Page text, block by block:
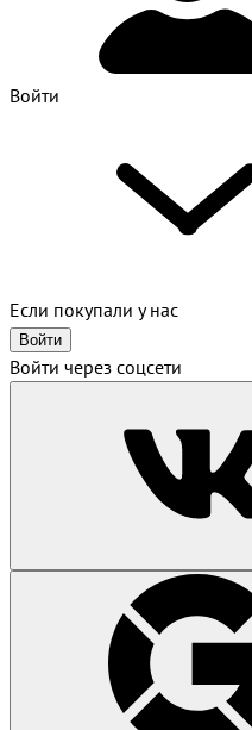
Войти
Если покупали у нас
Войти
Войти через соцсети